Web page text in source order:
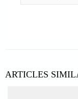
ARTICLES